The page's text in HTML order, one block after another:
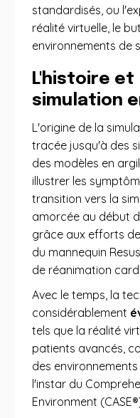
standardisés, ou
réalité virtuelle, le
environnements de
L'histoire et
simulation
L'origine de la
tracée jusqu'à des
des modèles en
illustrer les
transition vers la
amorcée au début
grâce aux efforts
du mannequin
de réanimation
Avec le temps, la
considérablement
tels que la réalité
patients avancés,
des
l'instar du
Environment